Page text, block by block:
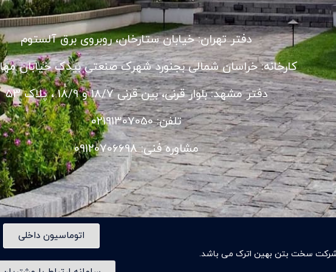
دفتر تهران: خیابان ستارخان، روبروی برق آلستوم
کارخانه: خراسان شمالی بجنورد شهرک صنعتی بیدک خیابان
دفتر مشهد: بلوار قرنی، بین قرنی 18/7 و 18/9 ، پلاک 53
تلفن: 02191307050
مشاوره فنی: 09120706698
سخت بتن بهین اترک می باشد.
اتوماسیون داخلی